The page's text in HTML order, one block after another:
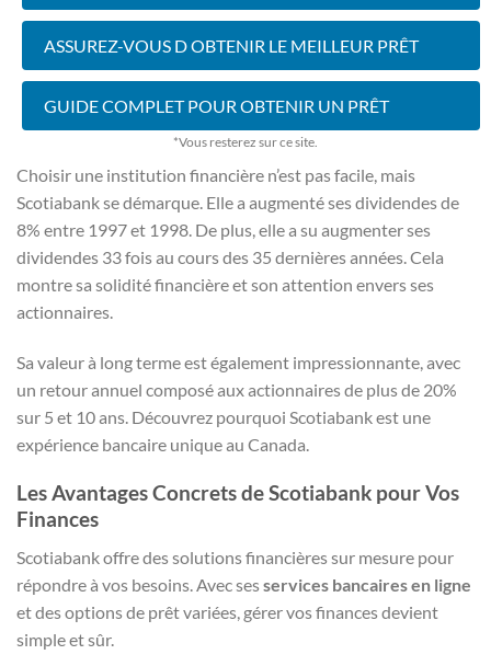
ASSUREZ-VOUS D OBTENIR LE MEILLEUR PRÊT
GUIDE COMPLET POUR OBTENIR UN PRÊT
*Vous resterez sur ce site.
Choisir une institution financière n’est pas facile, mais
Scotiabank se démarque. Elle a augmenté ses dividendes de
8% entre 1997 et 1998. De plus, elle a su augmenter ses
dividendes 33 fois au cours des 35 dernières années. Cela
montre sa solidité financière et son attention envers ses
actionnaires.
Sa valeur à long terme est également impressionnante, avec
un retour annuel composé aux actionnaires de plus de 20%
sur 5 et 10 ans. Découvrez pourquoi Scotiabank est une
expérience bancaire unique au Canada.
Les Avantages Concrets de Scotiabank pour Vos
Finances
Scotiabank offre des solutions financières sur mesure pour
répondre à vos besoins. Avec sesservices bancaires en ligne
et des options de prêt variées, gérer vos finances devient
simple et sûr.